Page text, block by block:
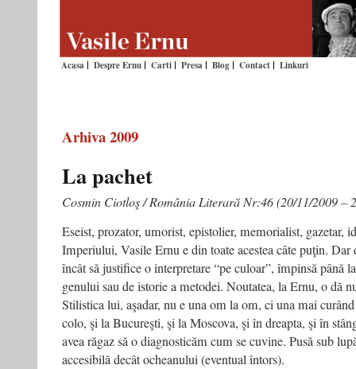
Acasa Despre Ernu Carti Presa Blog Contact Linkuri
Arhiva 2009
La pachet
Cosmin Ciotloş / România Literară Nr:46 (20/11/2009 –
Eseist, prozator, umorist, epistolier, memorialist, gazetar,
Imperiului, Vasile Ernu e din toate acestea câte puţin.
încât să justifice o interpretare “pe culoar”, împinsă până
genului sau de istorie a metodei. Noutatea, la Ernu, o dă
Stilistica lui, aşadar, nu e una om la om, ci una mai
colo, şi la Bucureşti, şi la Moscova, şi în dreapta, şi în
avea răgaz să o diagnosticăm cum se cuvine. Pusă sub
accesibilă decât ocheanului (eventual întors).